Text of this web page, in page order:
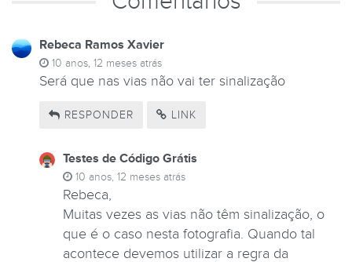
Rebeca Ramos Xavier
10 anos, 12 meses atrás
Será que nas vias não vai ter sinalização
RESPONDER LINK
Testes de Código Grátis
10 anos, 12 meses atrás
Rebeca,
Muitas vezes as vias não têm sinalização, o
que é o caso nesta fotografia. Quando tal
acontece devemos utilizar a regra da